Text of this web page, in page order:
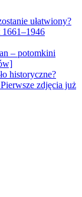
ułatwiony?
– potomkini
historyczne?
zdjęcia już